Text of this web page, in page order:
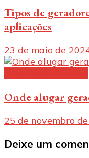
Tipos de
aplicações
23 de maio de
Onde alugar
25 de novembro
Deixe um